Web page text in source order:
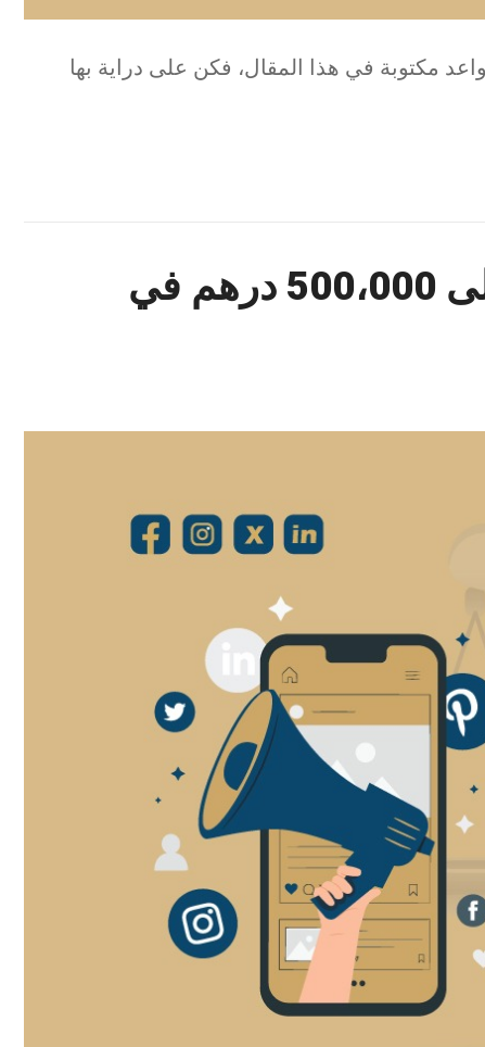
مكتوبة في هذا المقال، فكن على دراية بها
الإعلانات المضللة يمكن أن تؤدي إلى غرامات تصل إلى 500،000 درهم في